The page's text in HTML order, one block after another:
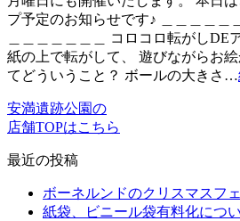
プ予定のお知らせです♪ ＿＿＿＿＿
＿＿＿＿＿＿＿ コロコロ転がしDE
紙の上で転がして、 遊びながらお
てどういうこと？ ボールの大きさ…
安満遺跡公園の
店舗TOPはこちら
最近の投稿
ボーネルンドのクリスマス
紙袋、ビニール袋有料化につ